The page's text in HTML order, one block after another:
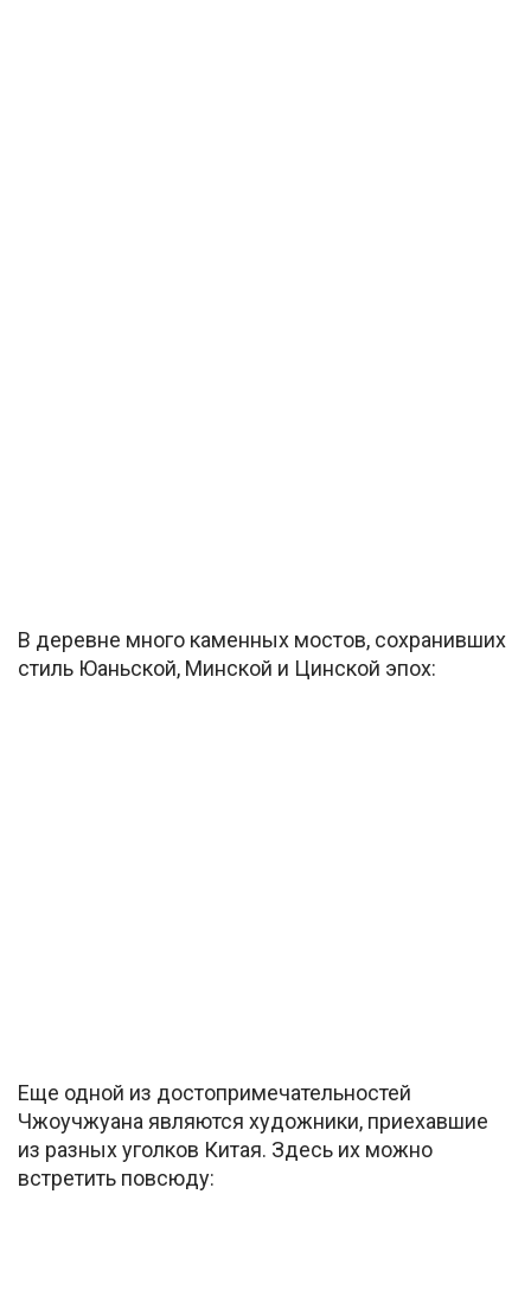
В деревне много каменных мостов, сохранивших
стиль Юаньской, Минской и Цинской эпох:
Еще одной из достопримечательностей
Чжоучжуана являются художники, приехавшие
из разных уголков Китая. Здесь их можно
встретить повсюду: